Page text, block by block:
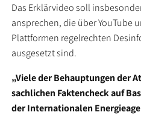
Das Erklärvideo soll
ansprechen, die über YouTube
Plattformen regelrechten
ausgesetzt sind.
„Viele der Behauptungen der
sachlichen Faktencheck auf
der Internationalen